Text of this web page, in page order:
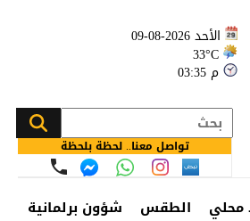
الأحد 2026-08-09
33°C
03:35 م
تواصل معنا.. لحظة بلحظة
محلي الطقس شؤون برلمانية